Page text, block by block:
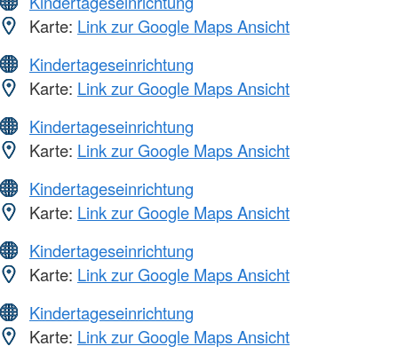
Karte: Link zur Google Maps Ansicht
Kindertageseinrichtung
Karte: Link zur Google Maps Ansicht
Kindertageseinrichtung
Karte: Link zur Google Maps Ansicht
Kindertageseinrichtung
Karte: Link zur Google Maps Ansicht
Kindertageseinrichtung
Karte: Link zur Google Maps Ansicht
Kindertageseinrichtung
Karte: Link zur Google Maps Ansicht